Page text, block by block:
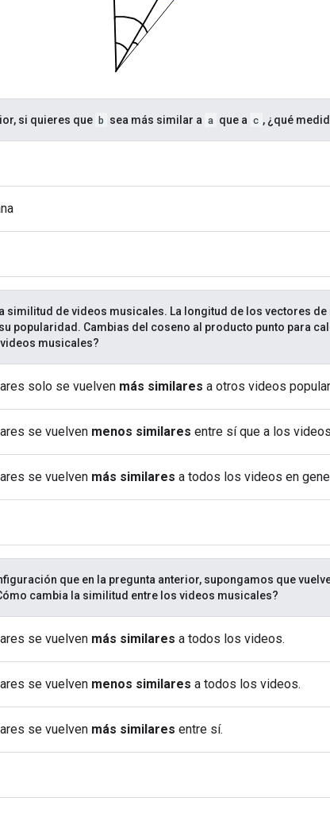
si quieres que b sea más similar a a que a c , ¿qué
similitud de videos musicales. La longitud de los vectores
popularidad. Cambias del coseno al producto punto para
musicales?
solo se vuelven más similares a otros videos
se vuelven menos similares entre sí que a los
se vuelven más similares a todos los videos en
que en la pregunta anterior, supongamos que
cambia la similitud entre los videos musicales?
se vuelven más similares a todos los videos.
se vuelven menos similares a todos los videos.
se vuelven más similares entre sí.